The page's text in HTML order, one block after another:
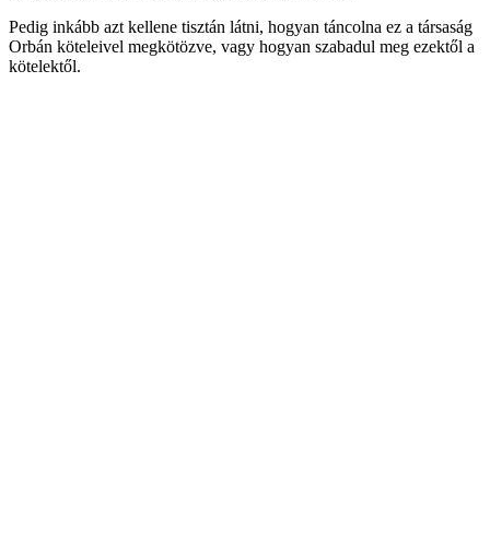
Pedig inkább azt kellene tisztán látni, hogyan táncolna ez a társaság
Orbán köteleivel megkötözve, vagy hogyan szabadul meg ezektől a
kötelektől.